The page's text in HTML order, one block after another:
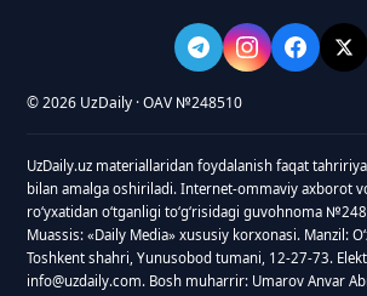
© 2026 UzDaily · OAV №248510
UzDaily.uz materiallaridan foydalanish faqat
bilan amalga oshiriladi. Internet-ommaviy axborot
roʻyxatidan oʻtganligi toʻgʻrisidagi guvohnoma
Muassis: «Daily Media» xususiy korxonasi. Manzil:
Toshkent shahri, Yunusobod tumani, 12-27-73.
info@uzdaily.com. Bosh muharrir: Umarov Anvar